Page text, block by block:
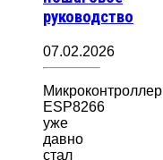
руководство
07.02.2026
Микроконтроллер
ESP8266
уже
давно
стал